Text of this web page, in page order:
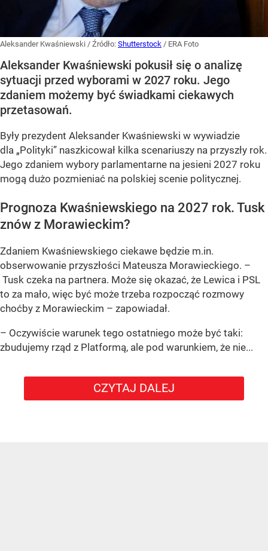
Aleksander Kwaśniewski / Źródło: Shutterstock / ERA Foto
Aleksander Kwaśniewski pokusił się o analizę
sytuacji przed wyborami w 2027 roku. Jego
zdaniem możemy być świadkami ciekawych
przetasowań.
Były prezydent Aleksander Kwaśniewski w wywiadzie
dla „Polityki” naszkicował kilka scenariuszy na przyszły rok.
Jego zdaniem wybory parlamentarne na jesieni 2027 roku
mogą dużo pozmieniać na polskiej scenie politycznej.
Prognoza Kwaśniewskiego na 2027 rok. Tusk
znów z Morawieckim?
Zdaniem Kwaśniewskiego ciekawe będzie m.in.
obserwowanie przyszłości Mateusza Morawieckiego. –
Tusk czeka na partnera. Może się okazać, że Lewica i PSL
to za mało, więc być może trzeba rozpocząć rozmowy
choćby z Morawieckim – zapowiadał.
– Oczywiście warunek tego ostatniego może być taki:
zbudujemy rząd z Platformą, ale pod warunkiem, że nie...
CZYTAJ DALEJ